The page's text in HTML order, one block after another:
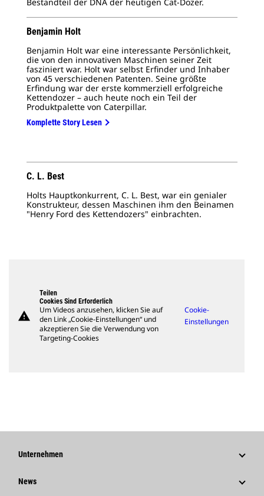
Bestandteil der DNA der heutigen Cat-Dozer.
Benjamin Holt
Benjamin Holt war eine interessante Persönlichkeit,
die von den innovativen Maschinen seiner Zeit
fasziniert war. Holt war selbst Erfinder und Inhaber
von 45 verschiedenen Patenten. Seine größte
Erfindung war der erste kommerziell erfolgreiche
Kettendozer – auch heute noch ein Teil der
Produktpalette von Caterpillar.
Komplette Story Lesen
C. L. Best
Holts Hauptkonkurrent, C. L. Best, war ein genialer
Konstrukteur, dessen Maschinen ihm den Beinamen
"Henry Ford des Kettendozers" einbrachten.
warning
Teilen
Cookies Sind Erforderlich
Um Videos anzusehen, klicken Sie auf
den Link „Cookie-Einstellungen“ und
akzeptieren Sie die Verwendung von
Targeting-Cookies
Cookie-
Einstellungen
Unternehmen
Strategie
News